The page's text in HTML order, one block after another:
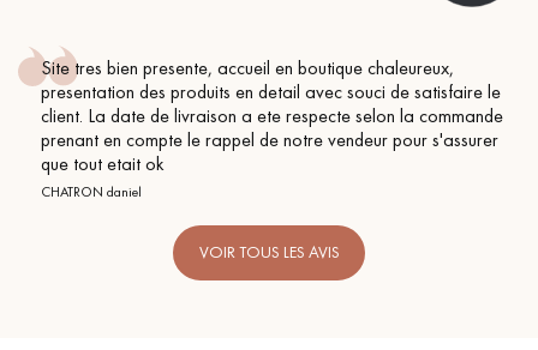
Site tres bien presente, accueil en boutique chaleureux,
presentation des produits en detail avec souci de satisfaire le
client. La date de livraison a ete respecte selon la commande
prenant en compte le rappel de notre vendeur pour s'assurer
que tout etait ok
CHATRON daniel
VOIR TOUS LES AVIS